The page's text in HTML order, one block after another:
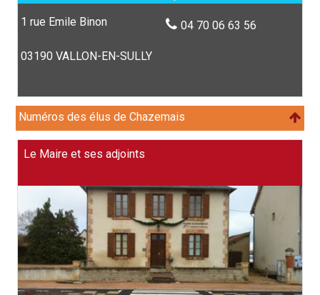
1 rue Emile Binon
03190 VALLON-EN-SULLY
04 70 06 63 56
Numéros des élus de Chazemais
Le Maire et ses adjoints